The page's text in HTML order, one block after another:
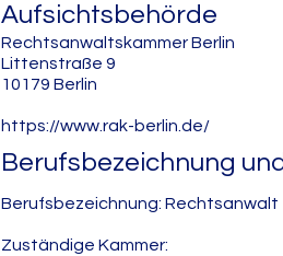
Aufsichtsbehörde
Rechtsanwaltskammer Berlin
Littenstraße 9
10179 Berlin
https://www.rak-berlin.de/
Berufsbezeichnung
Berufsbezeichnung: Rechtsanwalt
Zuständige Kammer: